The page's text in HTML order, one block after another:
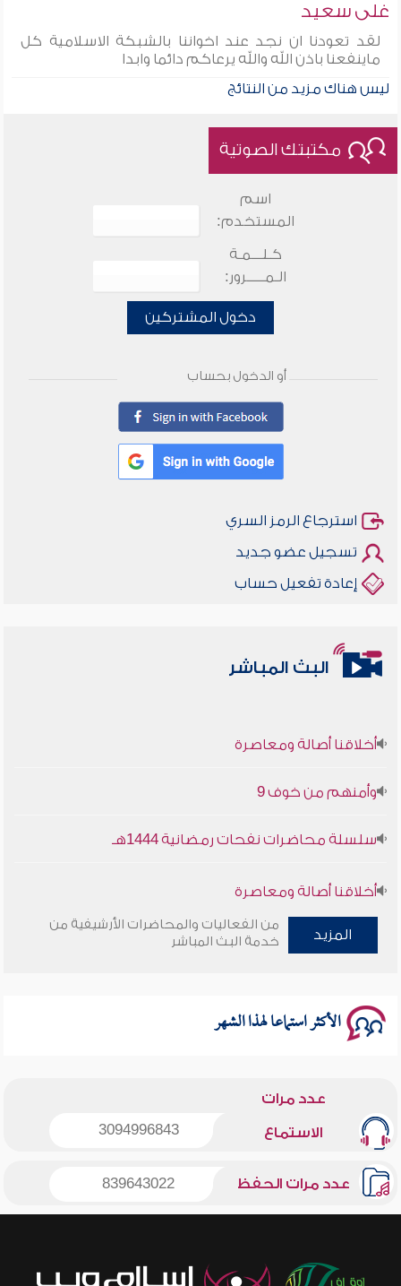
غلى سعيد
لقد تعودنا ان نجد عند اخواننا بالشبكة الاسلامية كل
ماينفعنا باذن الله والله يرعاكم دائما وابدا
ليس هناك مزيد من النتائج
مكتبتك الصوتية
اسم
المستخدم:
كـلـــمـة
الـمـــــرور:
دخول المشتركين
أو الدخول بحساب
استرجاع الرمز السري
تسجيل عضو جديد
إعادة تفعيل حساب
البث المباشر
أخلاقنا أصالة ومعاصرة
وأمنهم من خوف 9
سلسلة محاضرات نفحات رمضانية 1444هـ
أخلاقنا أصالة ومعاصرة
وأمنهم من خوف 9
المزيد
من الفعاليات والمحاضرات الأرشيفية من
خدمة البث المباشر
الأكثر استماعا لهذا الشهر
عدد مرات
الاستماع 3094996843
عدد مرات الحفظ 839643022